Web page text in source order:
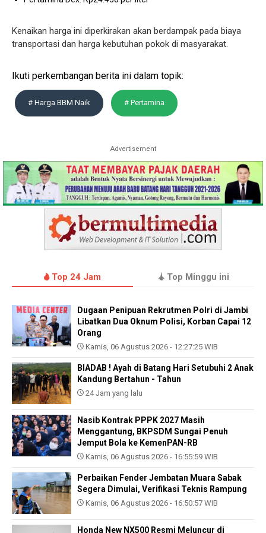
Kenaikan harga ini diperkirakan akan berdampak pada biaya
transportasi dan harga kebutuhan pokok di masyarakat.
Ikuti perkembangan berita ini dalam topik:
# Harga BBM Naik # Pertamina
Advertisement
Top 24 Jam Top Minggu ini
Dugaan Penipuan Rekrutmen Polri di Jambi
Libatkan Dua Oknum Polisi, Korban Capai 12
Orang
Kamis, 06 Agustus 2026 - 12:27:25 WIB
BIADAB ! Ayah di Batang Hari Setubuhi 2 Anak
Kandung Bertahun - Tahun
24 Jam yang lalu
Nasib Kontrak PPPK 2027 Masih
Menggantung, BKPSDM Sungai Penuh
Jemput Bola ke KemenPAN-RB
Kamis, 06 Agustus 2026 - 16:55:59 WIB
Perbaikan Fender Jembatan Muara Sabak
Segera Dimulai, Verifikasi Teknis Rampung
Kamis, 06 Agustus 2026 - 16:50:57 WIB
Honda New NX500 Resmi Meluncur di